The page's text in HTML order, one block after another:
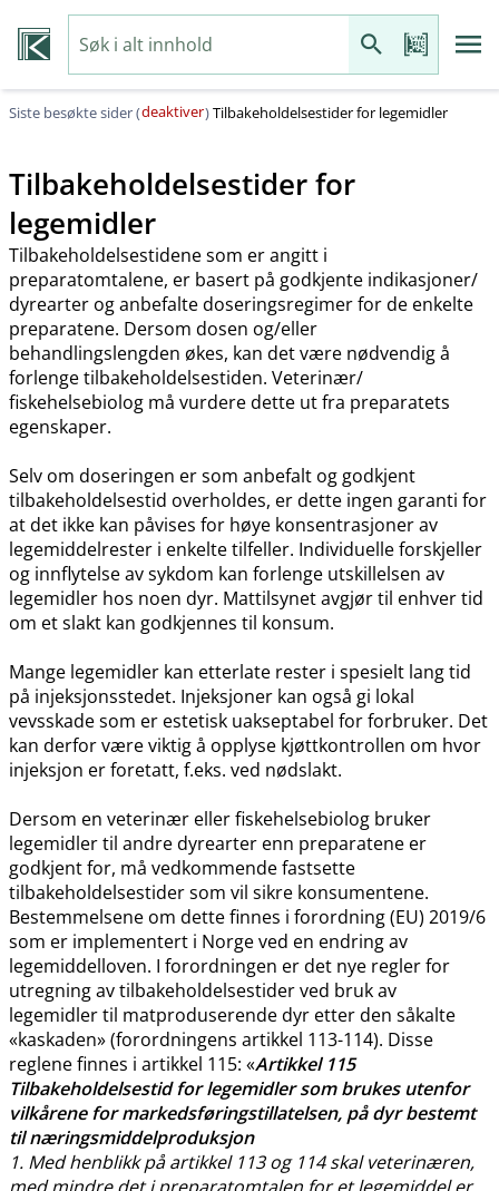
Siste besøkte sider (deaktiver)Tilbakeholdelsestider for legemidler
Tilbakeholdelsestider for
legemidler
Tilbakeholdelsestidene som er angitt i
preparatomtalene, er basert på godkjente indikasjoner​/​
dyrearter og anbefalte doseringsregimer for de enkelte
preparatene. Dersom dosen og​/​eller
behandlingslengden økes, kan det være nødvendig å
forlenge tilbakeholdelsestiden. Veterinær​/​
fiskehelsebiolog må vurdere dette ut fra preparatets
egenskaper.
Selv om doseringen er som anbefalt og godkjent
tilbakeholdelsestid overholdes, er dette ingen garanti for
at det ikke kan påvises for høye konsentrasjoner av
legemiddelrester i enkelte tilfeller. Individuelle forskjeller
og innflytelse av sykdom kan forlenge utskillelsen av
legemidler hos noen dyr. Mattilsynet avgjør til enhver tid
om et slakt kan godkjennes til konsum.
Mange legemidler kan etterlate rester i spesielt lang tid
på injeksjonsstedet. Injeksjoner kan også gi lokal
vevsskade som er estetisk uakseptabel for forbruker. Det
kan derfor være viktig å opplyse kjøttkontrollen om hvor
injeksjon er foretatt, f.eks. ved nødslakt.
Dersom en veterinær eller fiskehelsebiolog bruker
legemidler til andre dyrearter enn preparatene er
godkjent for, må vedkommende fastsette
tilbakeholdelsestider som vil sikre konsumentene.
Bestemmelsene om dette finnes i forordning (EU) 2019/6
som er implementert i Norge ved en endring av
legemiddelloven. I forordningen er det nye regler for
utregning av tilbakeholdelsestider ved bruk av
legemidler til matproduserende dyr etter den såkalte
«kaskaden» (forordningens artikkel 113-114). Disse
reglene finnes i artikkel 115: «Artikkel 115
Tilbakeholdelsestid for legemidler som brukes utenfor
vilkårene for markedsføringstillatelsen, på dyr bestemt
til næringsmiddelproduksjon
1. Med henblikk på artikkel 113 og 114 skal veterinæren,